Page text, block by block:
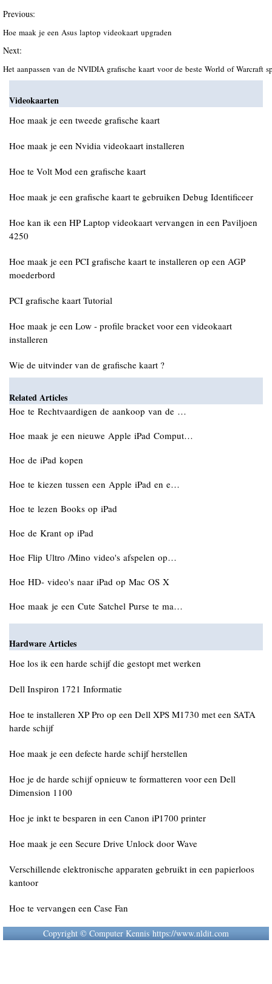
Previous:
Hoe maak je een Asus laptop videokaart upgraden
Next:
Het aanpassen van de NVIDIA grafische kaart voor de beste World of Warcraft
Videokaarten
Hoe maak je een tweede grafische kaart
Hoe maak je een Nvidia videokaart installeren
Hoe te Volt Mod een grafische kaart
Hoe maak je een grafische kaart te gebruiken Debug Identificeer
Hoe kan ik een HP Laptop videokaart vervangen in een Paviljoen
4250
Hoe maak je een PCI grafische kaart te installeren op een AGP
moederbord
PCI grafische kaart Tutorial
Hoe maak je een Low - profile bracket voor een videokaart
installeren
Wie de uitvinder van de grafische kaart ?
Related Articles
Hoe te Rechtvaardigen de aankoop van de …
Hoe maak je een nieuwe Apple iPad Comput…
Hoe de iPad kopen
Hoe te kiezen tussen een Apple iPad en e…
Hoe te lezen Books op iPad
Hoe de Krant op iPad
Hoe Flip Ultro /Mino video's afspelen op…
Hoe HD- video's naar iPad op Mac OS X
Hoe maak je een Cute Satchel Purse te ma…
Hardware Articles
Hoe los ik een harde schijf die gestopt met werken
Dell Inspiron 1721 Informatie
Hoe te installeren XP Pro op een Dell XPS M1730 met een SATA
harde schijf
Hoe maak je een defecte harde schijf herstellen
Hoe je de harde schijf opnieuw te formatteren voor een Dell
Dimension 1100
Hoe je inkt te besparen in een Canon iP1700 printer
Hoe maak je een Secure Drive Unlock door Wave
Verschillende elektronische apparaten gebruikt in een papierloos
kantoor
Hoe te vervangen een Case Fan
Copyright © Computer Kennis https://www.nldit.com